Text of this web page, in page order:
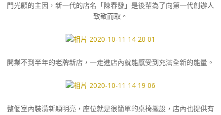
門光顧的主因，新一代的店名「陳春發」是後輩為了向第一代創辦人
致敬而取。
開業不到半年的老牌新店，一走進店內就能感受到充滿全新的能量。
整個室內裝潢新穎明亮，座位就是很簡單的桌椅擺設，店內也提供有